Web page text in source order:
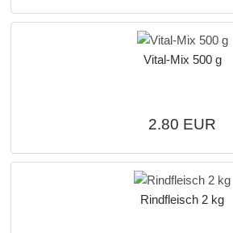
Vital-Mix 500 g
2.80 EUR
Rindfleisch 2 kg